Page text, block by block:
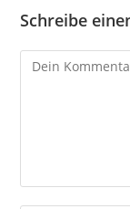
Schreibe